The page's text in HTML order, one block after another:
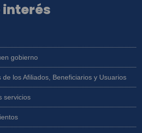
interés
gobierno
de los Afiliados, Beneficiarios y Usuarios
servicios